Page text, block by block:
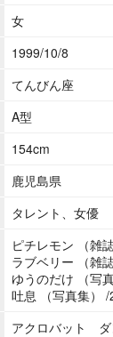
女
1999/10/8
てんびん座
A型
154cm
鹿児島県
タレント、女優
ピチレモン （雑
ラブベリー （雑
ゆうのだけ （写
吐息 （写真集）
アクロバット ダ